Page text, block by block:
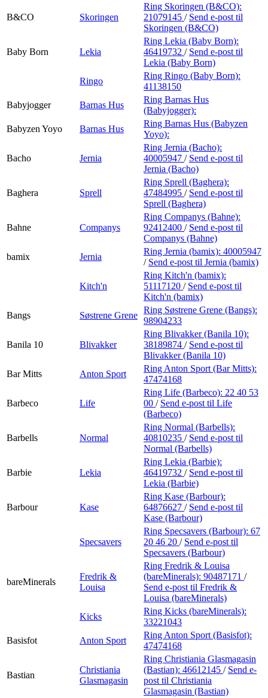
B&CO Skoringen
Ring Skoringen (B&CO):
21079145 / Send e-post til
Skoringen (B&CO)
Baby Born Lekia
Ring Lekia (Baby Born):
46419732 / Send e-post til
Lekia (Baby Born)
Ringo
Ring Ringo (Baby Born):
41138150
Babyjogger
Barnas Hus
Ring Barnas Hus
(Babyjogger):
Babyzen Yoyo
Barnas Hus
Ring Barnas Hus (Babyzen
Yoyo):
Bacho Jernia
Ring Jernia (Bacho):
40005947 / Send e-post til
Jernia (Bacho)
Baghera Sprell
Ring Sprell (Baghera):
47484995 / Send e-post til
Sprell (Baghera)
Bahne Companys
Ring Companys (Bahne):
92412400 / Send e-post til
Companys (Bahne)
bamix
Jernia
Ring Jernia (bamix): 40005947
/ Send e-post til Jernia (bamix)
Kitch'n
Ring Kitch'n (bamix):
51117120 / Send e-post til
Kitch'n (bamix)
Bangs
Søstrene Grene
Ring Søstrene Grene (Bangs):
98904233
Banila 10 Blivakker
Ring Blivakker (Banila 10):
38189874 / Send e-post til
Blivakker (Banila 10)
Bar Mitts
Anton Sport
Ring Anton Sport (Bar Mitts):
47474168
Barbeco Life
Ring Life (Barbeco): 22 40 53
00 / Send e-post til Life
(Barbeco)
Barbells Normal
Ring Normal (Barbells):
40810235 / Send e-post til
Normal (Barbells)
Barbie Lekia
Ring Lekia (Barbie):
46419732 / Send e-post til
Lekia (Barbie)
Barbour Kase
Ring Kase (Barbour):
64876627 / Send e-post til
Kase (Barbour)
Specsavers
Ring Specsavers (Barbour): 67
20 46 20 / Send e-post til
Specsavers (Barbour)
bareMinerals
Fredrik &
Louisa
Ring Fredrik & Louisa
(bareMinerals): 90487171 /
Send e-post til Fredrik &
Louisa (bareMinerals)
Kicks
Ring Kicks (bareMinerals):
33221043
Basisfot
Anton Sport
Ring Anton Sport (Basisfot):
47474168
Bastian
Christiania
Glasmagasin
Ring Christiania Glasmagasin
(Bastian): 46612145 / Send e-
post til Christiania
Glasmagasin (Bastian)